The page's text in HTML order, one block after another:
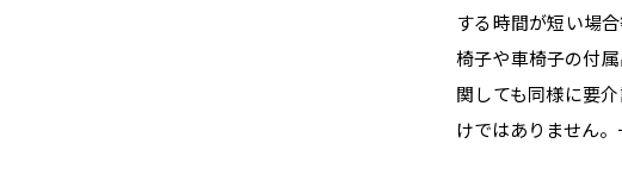
する時間が短い場
椅子や車椅子の付
関しても同様に要
けではありません